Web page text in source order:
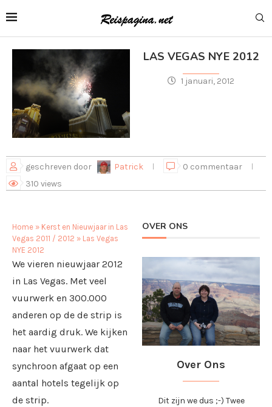
LAS VEGAS NYE 2012
1 januari, 2012
geschreven door Patrick
0 commentaar
310 views
Home » Kerst en Nieuwjaar in Las
Vegas 2011 / 2012 » Las Vegas
NYE 2012
We vieren nieuwjaar 2012
in Las Vegas. Met veel
vuurwerk en 300.000
anderen op de de strip is
het aardig druk. We kijken
naar het vuurwerk dat
synchroon afgaat op een
aantal hotels tegelijk op
de strip.
OVER ONS
Over Ons
Dit zijn we dus ;-) Twee